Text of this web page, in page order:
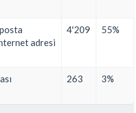
adresi
4'209 55%
263 3%